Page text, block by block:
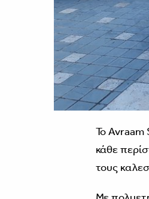
Το Avraam
κάθε
τους